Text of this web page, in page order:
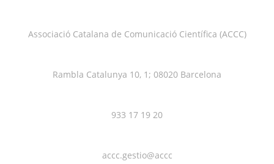
Associació Catalana de Comunicació Científica (ACCC)
Rambla Catalunya 10, 1; 08020 Barcelona
933 17 19 20
accc.gestio@accc